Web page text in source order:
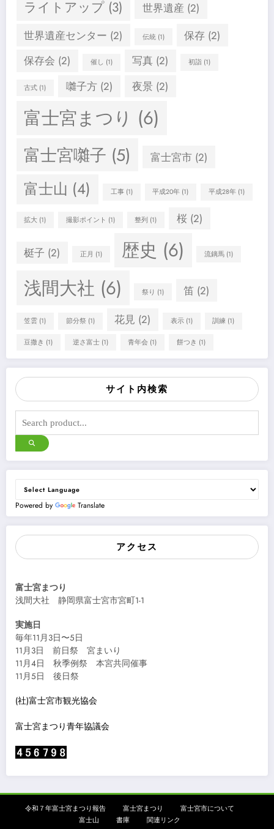
ライトアップ (3) 世界遺産 (2)
世界遺産センター (2) 伝統(1) 保存 (2)
保存会 (2) 催し (1) 写真 (2) 初詣(1)
古式 (1) 囃子方(2) 夜景 (2)
富士宮まつり (6)
富士宮囃子 (5) 富士宮市(2)
富士山 (4) 工事(1) 平成20年 (1) 平成28年(1)
拡大 (1) 撮影ポイント (1) 整列 (1) 桜(2)
梃子 (2) 正月 (1) 歴史 (6) 流鏑馬(1)
浅間大社 (6) 祭り (1) 笛 (2)
笠雲 (1) 節分祭(1) 花見 (2) 表示(1) 訓練 (1)
豆撒き (1) 逆さ富士(1) 青年会 (1) 餅つき (1)
サイト内検索
Powered by Translate
アクセス
富士宮まつり
浅間大社 静岡県富士宮市宮町1-1
実施日
毎年11月3日〜5日
11月3日 前日祭 宮まいり
11月4日 秋季例祭 本宮共同催事
11月5日 後日祭
(社)富士宮市観光協会
富士宮まつり青年協議会
令和７年富士宮まつり報告 富士宮まつり
富士宮市について
富士山
書庫 関連リンク